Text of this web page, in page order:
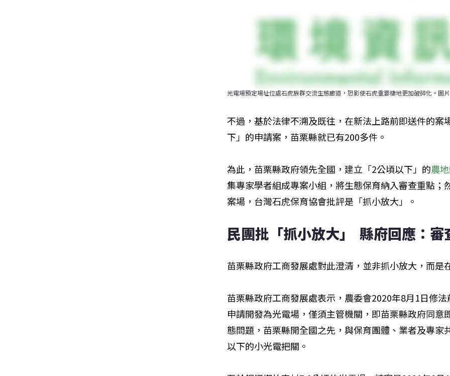
光電場預定場址位處石虎族群交流生態廊道，恐影使石虎重要棲地更加破碎化。圖
不過，基於法律不溯及既往，在新法上路前即送件的案
下」的申請案，苗栗縣就已有200多件。
為此，苗栗縣政府領先全國，建立「2公頃以下」的農
集專家學者組成專案小組，將生態保育納入審查重點；
案場，台灣石虎保育協會批評是「抓小放大」。
民團批「抓小放大」  縣府回應：
苗栗縣政府工商發展處對此澄清，並非抓小放大，而是
苗栗縣政府工商發展處表示，農委會2020年8月1日修
申請開發為光電場，僅須主管機關，即苗栗縣政府同
態問題，苗栗縣開全國之先，與保育團體、業者及專家
以下的小光電把關。